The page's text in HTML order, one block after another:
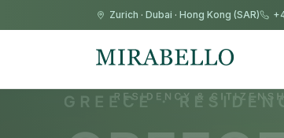
Zurich · Dubai · Hong Kong (SAR)